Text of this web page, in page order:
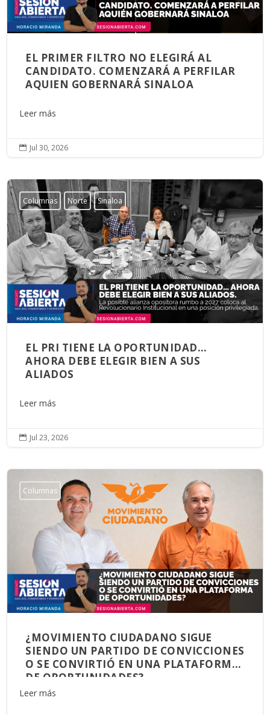
EL PRIMER FILTRO NO ELEGIRÁ AL
CANDIDATO. COMENZARÁ A PERFILAR
AQUIEN GOBERNARÁ SINALOA
Leer más
 Jul 30, 2026
Columnas Norte Sinaloa
EL PRI TIENE LA OPORTUNIDAD…
AHORA DEBE ELEGIR BIEN A SUS
ALIADOS
Leer más
 Jul 23, 2026
Columnas
¿MOVIMIENTO CIUDADANO SIGUE
SIENDO UN PARTIDO DE CONVICCIONES
O SE CONVIRTIÓ EN UNA PLATAFORMA
DE OPORTUNIDADES?
Leer más